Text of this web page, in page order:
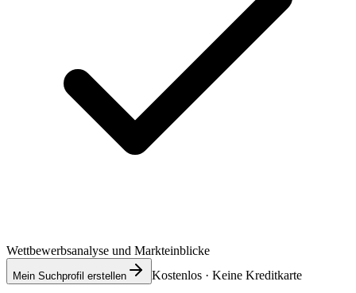
Wettbewerbsanalyse und Markteinblicke
Mein Suchprofil erstellen Kostenlos · Keine Kreditkarte